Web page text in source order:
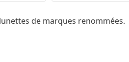
de marques renommées.